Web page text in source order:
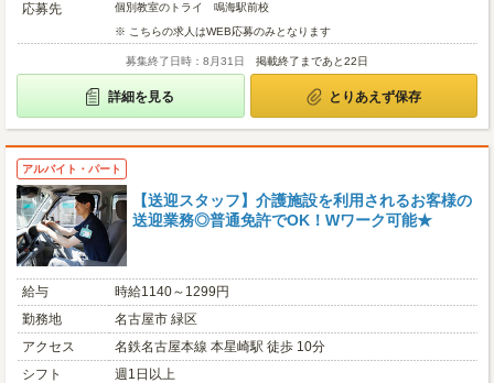
応募先
個別教室のトライ 鳴海駅前校
※ こちらの求人はWEB応募のみとなります
募集終了日時：8月31日 掲載終了まであと22日
詳細を見る とりあえず保存
アルバイト・パート
【送迎スタッフ】介護施設を利用されるお客様の
送迎業務◎普通免許でOK！Wワーク可能★
給与
時給1140～1299円
勤務地
名古屋市 緑区
アクセス
名鉄名古屋本線 本星崎駅 徒歩 10分
シフト
週1日以上